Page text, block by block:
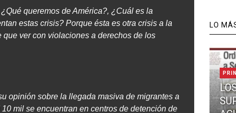
queremos de América?, ¿Cuál es la
estas crisis? Porque ésta es otra crisis a la
ver con violaciones a derechos de los
opinión sobre la llegada masiva de migrantes a
mil se encuentran en centros de detención de
LO